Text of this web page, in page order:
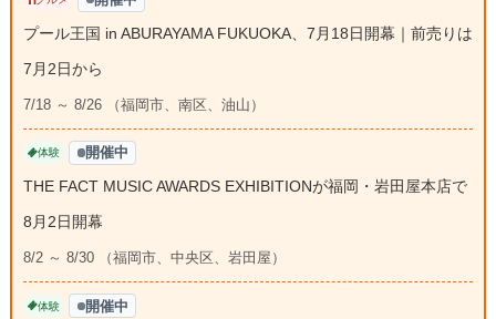
プール王国 in ABURAYAMA FUKUOKA、7月18日開幕｜前売りは
7月2日から
7/18 ～ 8/26 （福岡市、南区、油山）
体験 開催中
THE FACT MUSIC AWARDS EXHIBITIONが福岡・岩田屋本店で
8月2日開幕
8/2 ～ 8/30 （福岡市、中央区、岩田屋）
体験 開催中